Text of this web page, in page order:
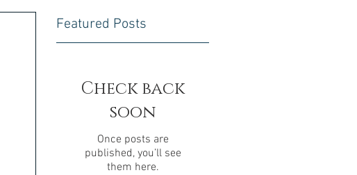
Featured Posts
Check back
soon
Once posts are
published, you’ll see
them here.